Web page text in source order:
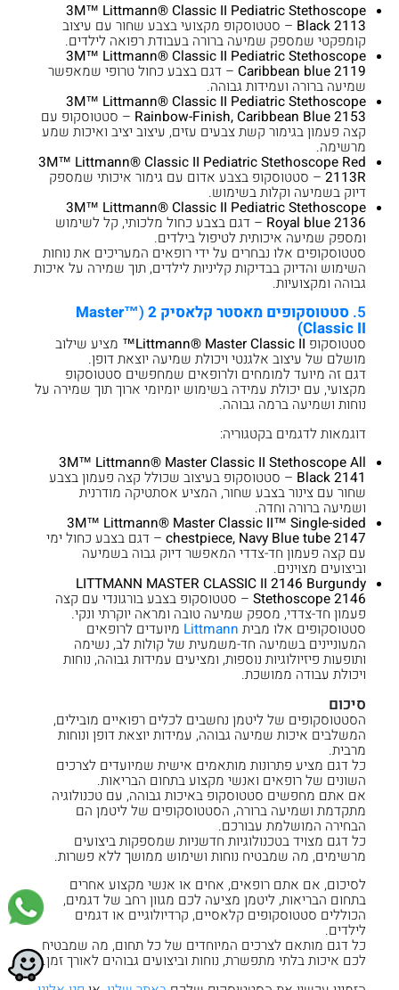
3M™ Littmann® Classic II Pediatric Stethoscope
Black 2113 – סטטוסקופ מקצועי בצבע שחור עם עיצוב
קומפקטי שמספק שמיעה ברורה בעבודת רפואה לילדים.
3M™ Littmann® Classic II Pediatric Stethoscope
Caribbean blue 2119 – דגם בצבע כחול טרופי שמאפשר
שמיעה ברורה ועמידות גבוהה.
3M™ Littmann® Classic II Pediatric Stethoscope
Rainbow-Finish, Caribbean Blue 2153 – סטטוסקופ עם
קצה פעמון בגימור קשת צבעים עזים, עיצוב יציב ואיכות שמע
מרשימה.
3M™ Littmann® Classic II Pediatric Stethoscope Red
2113R – סטטוסקופ בצבע אדום עם גימור איכותי שמספק
דיוק בשמיעה וקלות בשימוש.
3M™ Littmann® Classic II Pediatric Stethoscope
Royal blue 2136 – דגם בצבע כחול מלכותי, קל לשימוש
ומספק שמיעה איכותית לטיפול בילדים.
סטטוסקופים אלו נבחרים על ידי רופאים המעריכים את נוחות
השימוש והדיוק בבדיקות קליניות לילדים, תוך שמירה על איכות
גבוהה ומקצועיות.
5. סטטוסקופים מאסטר קלאסיק 2 (
™
Master
Classic II)
סטטוסקופ Littmann® Master Classic II™ מציע שילוב
מושלם של עיצוב אלגנטי ויכולת שמיעה יוצאת דופן.
דגם זה מיועד למומחים ולרופאים שמחפשים סטטוסקופ
מקצועי, עם יכולת עמידה בשימוש יומיומי ארוך תוך שמירה על
נוחות ושמיעה ברמה גבוהה.
דוגמאות לדגמים בקטגוריה:
3M™ Littmann® Master Classic II Stethoscope All
Black 2141 – סטטוסקופ בעיצוב שכולל קצה פעמון בצבע
שחור עם צינור בצבע שחור, המציע אסתטיקה מודרנית
ושמיעה ברורה וחדה.
3M™ Littmann® Master Classic II™ Single-sided
chestpiece, Navy Blue tube 2147 – דגם בצבע כחול ימי
עם קצה פעמון חד-צדדי המאפשר דיוק גבוה בשמיעה
וביצועים מצוינים.
LITTMANN MASTER CLASSIC II 2146 Burgundy
Stethoscope 2146 – סטטוסקופ בצבע בורגונדי עם קצה
פעמון חד-צדדי, מספק שמיעה טובה ומראה יוקרתי ונקי.
סטטוסקופים אלו מבית Littmann מיועדים לרופאים
המעוניינים בשמיעה חד-משמעית של קולות לב, נשימה
ותופעות פיזיולוגיות נוספות, ומציעים עמידות גבוהה, נוחות
ויכולת עבודה ממושכת.
סיכום
הסטטוסקופים של ליטמן נחשבים לכלים רפואיים מובילים,
המשלבים איכות שמיעה גבוהה, עמידות יוצאת דופן ונוחות
מרבית.
כל דגם מציע פתרונות מותאמים אישית שמיועדים לצרכים
השונים של רופאים ואנשי מקצוע בתחום הבריאות.
אם אתם מחפשים סטטוסקופ באיכות גבוהה, עם טכנולוגיה
מתקדמת ושמיעה ברורה, הסטטוסקופים של ליטמן הם
הבחירה המושלמת עבורכם.
כל דגם מצויד בטכנולוגיות חדשניות שמספקות ביצועים
מרשימים, מה שמבטיח נוחות ושימוש ממושך ללא פשרות.
לסיכום, אם אתם רופאים, אחים או אנשי מקצוע אחרים
בתחום הבריאות, ליטמן מציעה לכם מגוון רחב של דגמים,
הכוללים סטטוסקופים קלאסיים, קרדיולוגיים או דגמים
לילדים.
כל דגם מותאם לצרכים המיוחדים של כל תחום, מה שמבטיח
לכם איכות בלתי מתפשרת, נוחות וביצועים גבוהים לאורך זמן.